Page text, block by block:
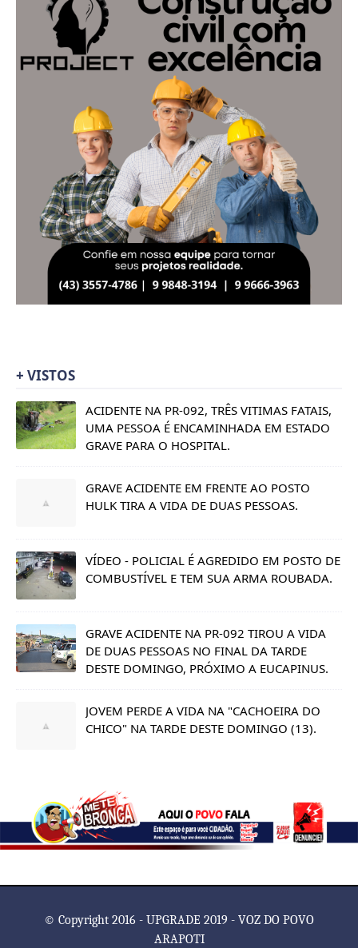
+ VISTOS
ACIDENTE NA PR-092, TRÊS VITIMAS FATAIS,
UMA PESSOA É ENCAMINHADA EM ESTADO
GRAVE PARA O HOSPITAL.
GRAVE ACIDENTE EM FRENTE AO POSTO
HULK TIRA A VIDA DE DUAS PESSOAS.
VÍDEO - POLICIAL É AGREDIDO EM POSTO DE
COMBUSTÍVEL E TEM SUA ARMA ROUBADA.
GRAVE ACIDENTE NA PR-092 TIROU A VIDA
DE DUAS PESSOAS NO FINAL DA TARDE
DESTE DOMINGO, PRÓXIMO A EUCAPINUS.
JOVEM PERDE A VIDA NA "CACHOEIRA DO
CHICO" NA TARDE DESTE DOMINGO (13).
© Copyright 2016 - UPGRADE 2019 - VOZ DO POVO
ARAPOTI